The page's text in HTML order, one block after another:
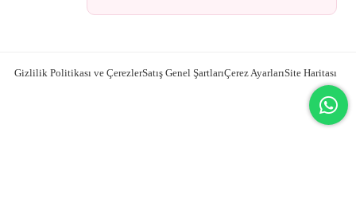
Gizlilik Politikası ve ÇerezlerSatış Genel ŞartlarıÇerez AyarlarıSite Haritası